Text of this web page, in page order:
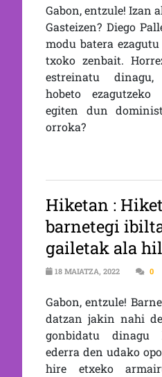
Gabon, entzule! Izan
Gasteizen? Diego
modu batera
txoko zenbait.
estreinatu
hobeto
egiten dun
orroka?
Hiketan :
barnetegi
gailetak ala hil
18 MAIATZA, 2022 0
Gabon, entzule!
datzan jakin nahi
gonbidatu dinagu
ederra den udako
hire etxeko